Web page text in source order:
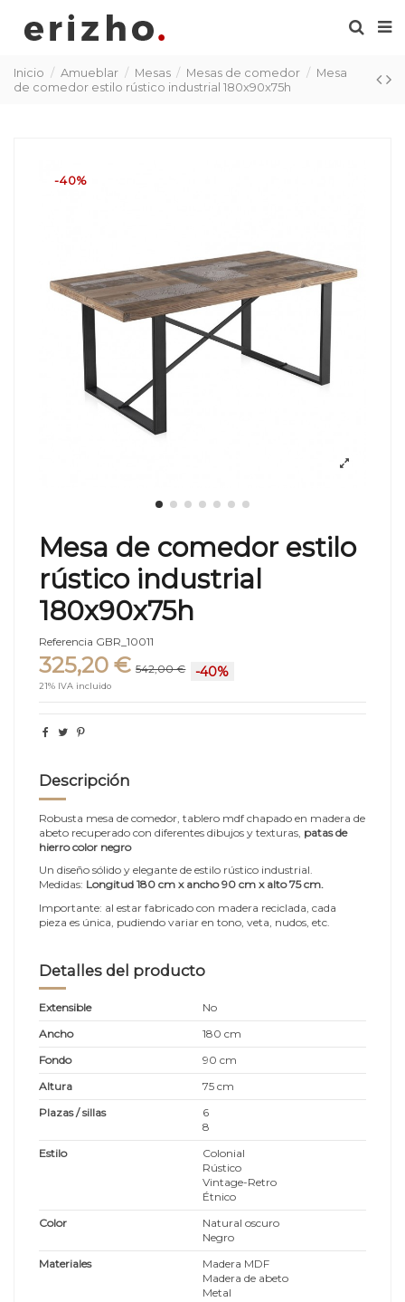
Inicio Amueblar Mesas Mesas de comedor
Mesa
de comedor estilo rústico industrial 180x90x75h
-40%
Mesa de comedor estilo
rústico industrial
180x90x75h
Referencia GBR_10011
325,20 € 542,00 € -40%
21% IVA incluido
Descripción
Robusta mesa de comedor, tablero mdf chapado en madera de
abeto recuperado con diferentes dibujos y texturas, patas de
hierro color negro
Un diseño sólido y elegante de estilo rústico industrial.
Medidas: Longitud 180 cm x ancho 90 cm x alto 75 cm.
Importante: al estar fabricado con madera reciclada, cada
pieza es única, pudiendo variar en tono, veta, nudos, etc.
Detalles del producto
Extensible
No
Ancho
180 cm
Fondo
90 cm
Altura
75 cm
Plazas / sillas
6
8
Estilo
Colonial
Rústico
Vintage-Retro
Étnico
Color
Natural oscuro
Negro
Materiales
Madera MDF
Madera de abeto
Metal